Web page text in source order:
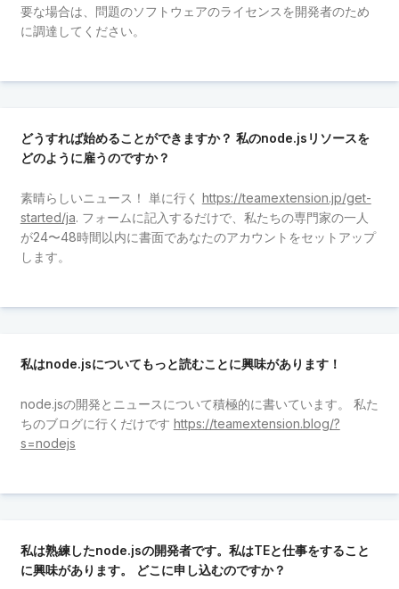
要な場合は、問題のソフトウェアのライセンスを開発者のため
に調達してください。
どうすれば始めることができますか？ 私のnode.jsリソースを
どのように雇うのですか？
素晴らしいニュース！ 単に行く https://teamextension.jp/get-
started/ja. フォームに記入するだけで、私たちの専門家の一人
が24〜48時間以内に書面であなたのアカウントをセットアップ
します。
私はnode.jsについてもっと読むことに興味があります！
node.jsの開発とニュースについて積極的に書いています。 私た
ちのブログに行くだけです https://teamextension.blog/?
s=nodejs
私は熟練したnode.jsの開発者です。私はTEと仕事をすること
に興味があります。 どこに申し込むのですか？